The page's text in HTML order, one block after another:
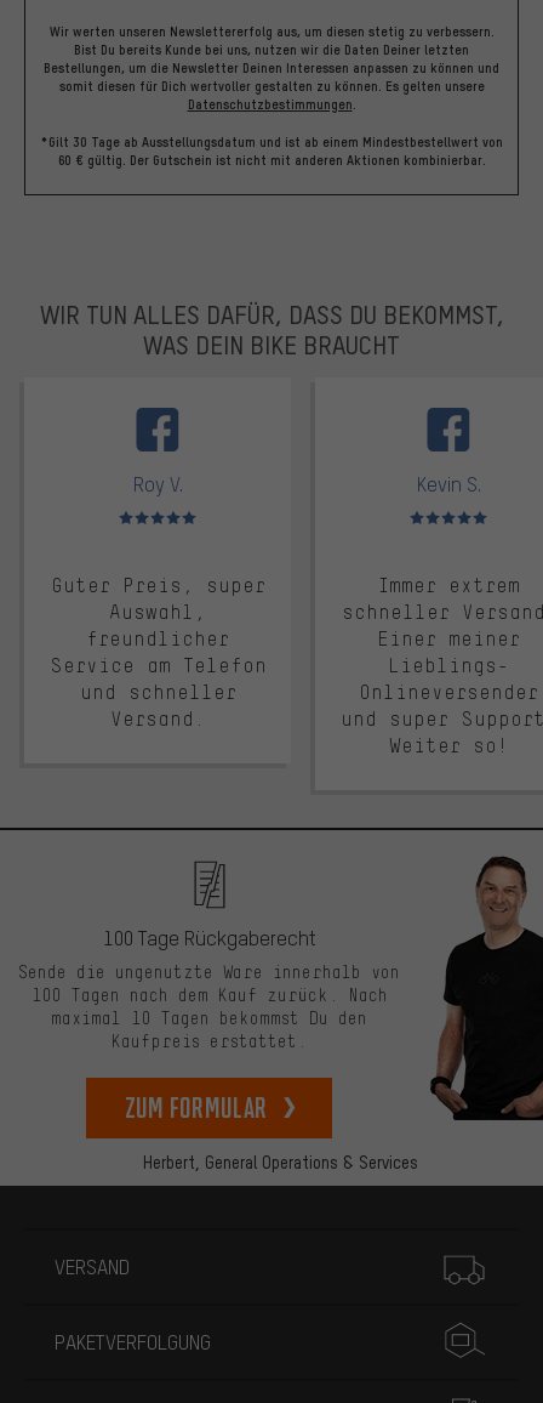
Wir werten unseren Newslettererfolg aus, um diesen stetig zu verbessern.
Bist Du bereits Kunde bei uns, nutzen wir die Daten Deiner letzten
Bestellungen, um die Newsletter Deinen Interessen anpassen zu können und
somit diesen für Dich wertvoller gestalten zu können. Es gelten unsere
Datenschutzbestimmungen.
*Gilt 30 Tage ab Ausstellungsdatum und ist ab einem Mindestbestellwert von
60 € gültig. Der Gutschein ist nicht mit anderen Aktionen kombinierbar.
WIR TUN ALLES DAFÜR, DASS DU BEKOMMST,
WAS DEIN BIKE BRAUCHT
Roy V.
Bewertungen: 5 von 5
Guter Preis, super
Auswahl,
freundlicher
Service am Telefon
und schneller
Versand.
Kevin S.
Bewertungen: 5 von 5
Immer extrem
schneller
Einer meiner
Lieblings-
Onlineversender
und super
Weiter so!
Herbert, General Operations & Services
100 Tage Rückgaberecht
Sende die ungenutzte Ware innerhalb von
100 Tagen nach dem Kauf zurück. Nach
maximal 10 Tagen bekommst Du den
Kaufpreis erstattet.
zum Formular
VERSAND
PAKETVERFOLGUNG